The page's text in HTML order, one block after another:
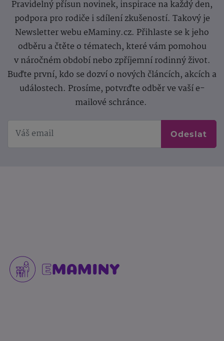
Pravidelný přísun novinek, inspirace na každý den,
podpora pro rodiče i sdílení zkušeností. Takový je
Newsletter webu eMaminy.cz. Přihlaste se k jeho
odběru a čtěte o tématech, které vám pomohou
v náročném období nebo zpříjemní rodinný život.
Buďte první, kdo se dozví o nových článcích, akcích a
událostech. Prosíme, potvrďte odběr ve vaší e-
mailové schránce.
Odeslat